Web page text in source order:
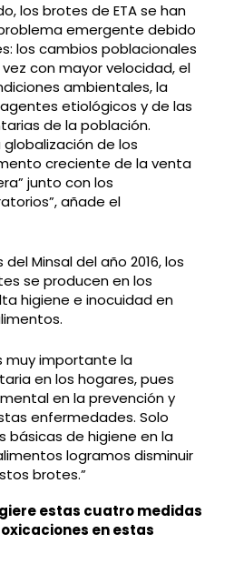
los brotes de ETA se han
emergente debido
los cambios poblacionales
con mayor velocidad, el
ambientales, la
etiológicos y de las
de la población.
de los
creciente de la venta
junto con los
añade el
Minsal del año 2016, los
se producen en los
higiene e inocuidad en
muy importante la
en los hogares, pues
en la prevención y
enfermedades. Solo
básicas de higiene en la
logramos disminuir
brotes.”
estas cuatro medidas
en estas